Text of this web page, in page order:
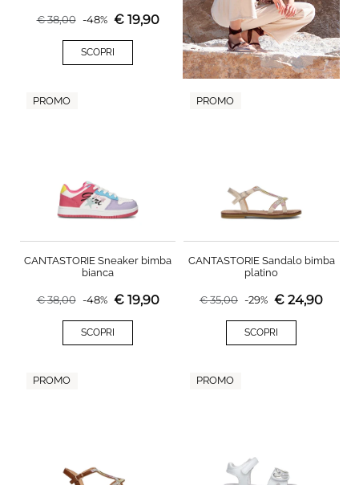
€38,00 -48% € 19,90
SCOPRI
PROMO
CANTASTORIE Sneaker bimba
bianca
€38,00 -48% € 19,90
SCOPRI
PROMO
CANTASTORIE Sandalo bimba
platino
€35,00 -29% € 24,90
SCOPRI
PROMO PROMO